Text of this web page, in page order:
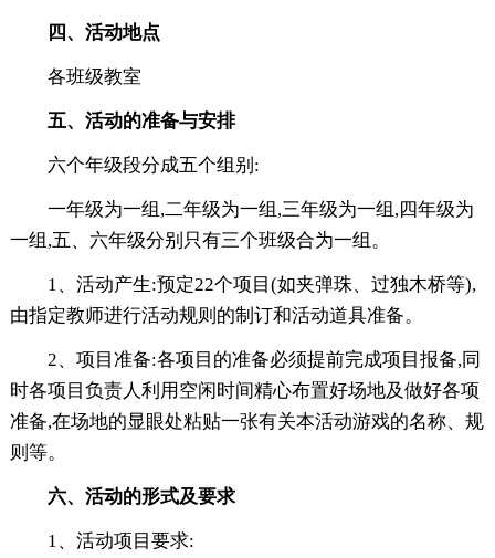
四、活动地点
各班级教室
五、活动的准备与安排
六个年级段分成五个组别:
一年级为一组,二年级为一组,三年级为一组,四年级为
一组,五、六年级分别只有三个班级合为一组。
1、活动产生:预定22个项目(如夹弹珠、过独木桥等),
由指定教师进行活动规则的制订和活动道具准备。
2、项目准备:各项目的准备必须提前完成项目报备,同
时各项目负责人利用空闲时间精心布置好场地及做好各项
准备,在场地的显眼处粘贴一张有关本活动游戏的名称、规
则等。
六、活动的形式及要求
1、活动项目要求: